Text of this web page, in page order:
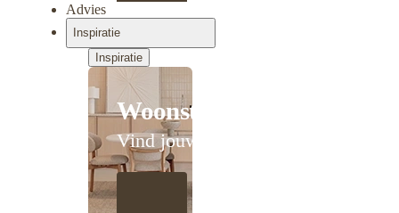
Advies
Inspiratie
Inspiratie
Woonstijlen
Vind jouw stijl